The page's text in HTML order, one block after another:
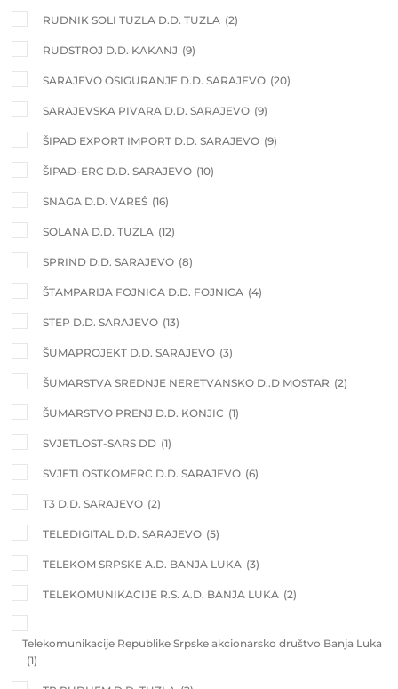
RUDNIK SOLI TUZLA D.D. TUZLA (2)
RUDSTROJ D.D. KAKANJ (9)
SARAJEVO OSIGURANJE D.D. SARAJEVO (20)
SARAJEVSKA PIVARA D.D. SARAJEVO (9)
ŠIPAD EXPORT IMPORT D.D. SARAJEVO (9)
ŠIPAD-ERC D.D. SARAJEVO (10)
SNAGA D.D. VAREŠ (16)
SOLANA D.D. TUZLA (12)
SPRIND D.D. SARAJEVO (8)
ŠTAMPARIJA FOJNICA D.D. FOJNICA (4)
STEP D.D. SARAJEVO (13)
ŠUMAPROJEKT D.D. SARAJEVO (3)
ŠUMARSTVA SREDNJE NERETVANSKO D..D MOSTAR (2)
ŠUMARSTVO PRENJ D.D. KONJIC (1)
SVJETLOST-SARS DD (1)
SVJETLOSTKOMERC D.D. SARAJEVO (6)
T3 D.D. SARAJEVO (2)
TELEDIGITAL D.D. SARAJEVO (5)
TELEKOM SRPSKE A.D. BANJA LUKA (3)
TELEKOMUNIKACIJE R.S. A.D. BANJA LUKA (2)
Telekomunikacije Republike Srpske akcionarsko društvo Banja Luka
(1)